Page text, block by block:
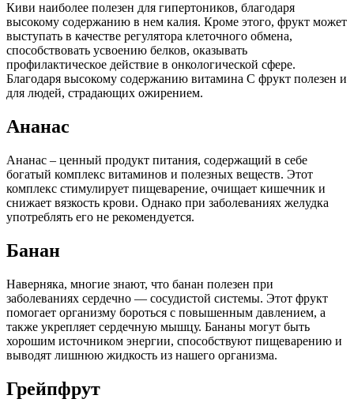
Киви наиболее полезен для гипертоников, благодаря
высокому содержанию в нем калия. Кроме этого, фрукт может
выступать в качестве регулятора клеточного обмена,
способствовать усвоению белков, оказывать
профилактическое действие в онкологической сфере.
Благодаря высокому содержанию витамина С фрукт полезен и
для людей, страдающих ожирением.
Ананас
Ананас – ценный продукт питания, содержащий в себе
богатый комплекс витаминов и полезных веществ. Этот
комплекс стимулирует пищеварение, очищает кишечник и
снижает вязкость крови. Однако при заболеваниях желудка
употреблять его не рекомендуется.
Банан
Наверняка, многие знают, что банан полезен при
заболеваниях сердечно — сосудистой системы. Этот фрукт
помогает организму бороться с повышенным давлением, а
также укрепляет сердечную мышцу. Бананы могут быть
хорошим источником энергии, способствуют пищеварению и
выводят лишнюю жидкость из нашего организма.
Грейпфрут